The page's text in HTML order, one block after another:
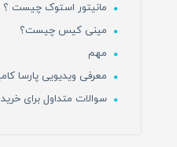
مانیتور استوک چیست ؟
مینی کیس چیست؟
مهم
معرفی ویدیویی پارسا
سوالات متداول برای